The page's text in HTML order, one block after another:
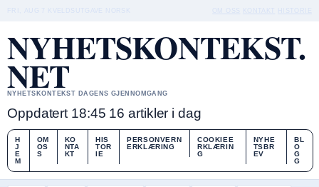
NYHETSKONTEKST.
NET
NYHETSKONTEKST DAGENS GJENNOMGANG
Oppdatert 18:45 16 artikler i dag
H
J
E
M
OM
OS
S
KO
NTA
KT
HIS
TOR
IE
PERSONVERN
ERKLÆRING
COOKIEE
RKLÆRIN
G
NYHE
TSBR
EV
BL
O
G
G